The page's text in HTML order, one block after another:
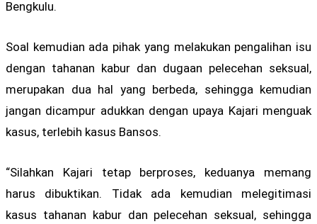
Bengkulu.
Soal kemudian ada pihak yang melakukan pengalihan isu
dengan tahanan kabur dan dugaan pelecehan seksual,
merupakan dua hal yang berbeda, sehingga kemudian
jangan dicampur adukkan dengan upaya Kajari menguak
kasus, terlebih kasus Bansos.
“Silahkan Kajari tetap berproses, keduanya memang
harus dibuktikan. Tidak ada kemudian melegitimasi
kasus tahanan kabur dan pelecehan seksual, sehingga